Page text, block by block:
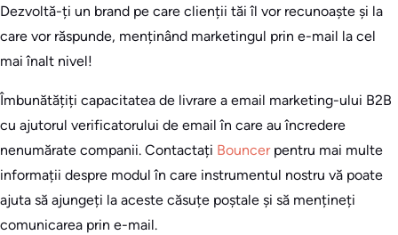
Dezvoltă-ți un brand pe care clienții tăi îl vor recunoaște și la
care vor răspunde, menținând marketingul prin e-mail la cel
mai înalt nivel!
Îmbunătățiți capacitatea de livrare a email marketing-ului B2B
cu ajutorul verificatorului de email în care au încredere
nenumărate companii. Contactați Bouncer pentru mai multe
informații despre modul în care instrumentul nostru vă poate
ajuta să ajungeți la aceste căsuțe poștale și să mențineți
comunicarea prin e-mail.